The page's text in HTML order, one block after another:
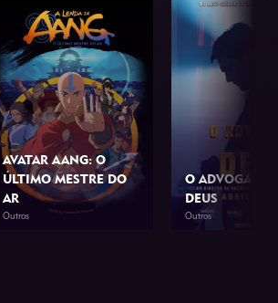
AVATAR AANG: O
ÚLTIMO MESTRE DO
AR
Outros
O ADVOGADO
DEUS
Outros